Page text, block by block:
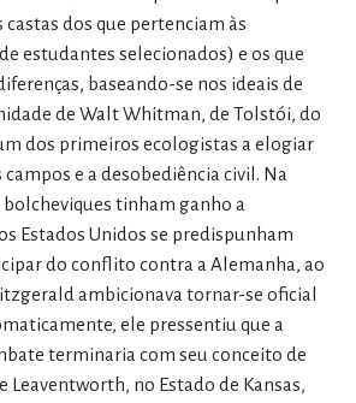
dos que pertenciam às
estudantes selecionados) e os que
baseando-se nos ideais de
de Walt Whitman, de Tolstói, do
dos primeiros ecologistas a elogiar
e a desobediência civil. Na
bolcheviques tinham ganho a
Estados Unidos se predispunham
do conflito contra a Alemanha, ao
ambicionava tornar-se oficial
ele pressentiu que a
terminaria com seu conceito de
Leaventworth, no Estado de Kansas,